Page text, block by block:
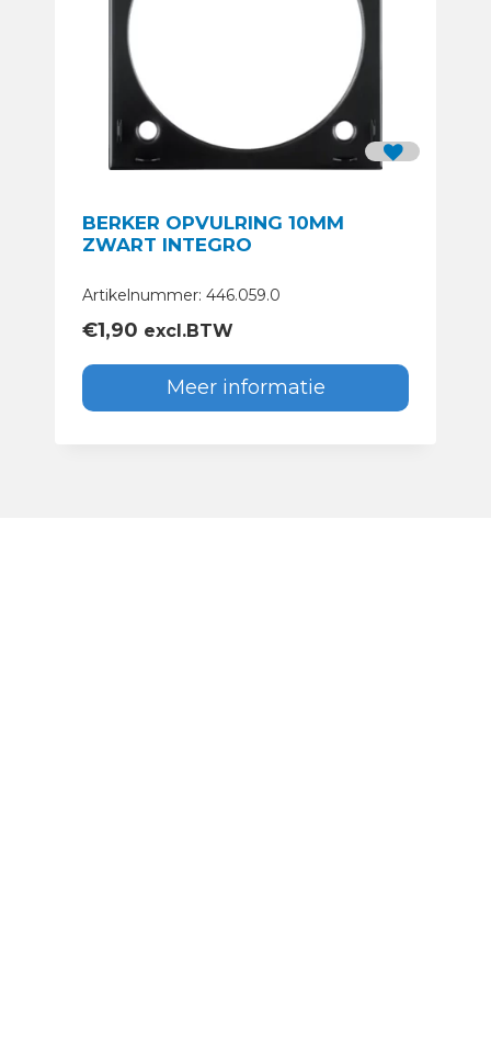
BERKER OPVULRING 10MM
ZWART INTEGRO
Artikelnummer: 446.059.0
€1,90 excl.BTW
Meer informatie